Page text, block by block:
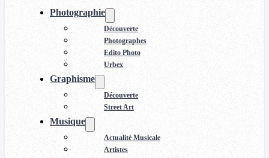
Photographie
Découverte
Photographes
Edito Photo
Urbex
Graphisme
Découverte
Street Art
Musique
Actualité Musicale
Artistes